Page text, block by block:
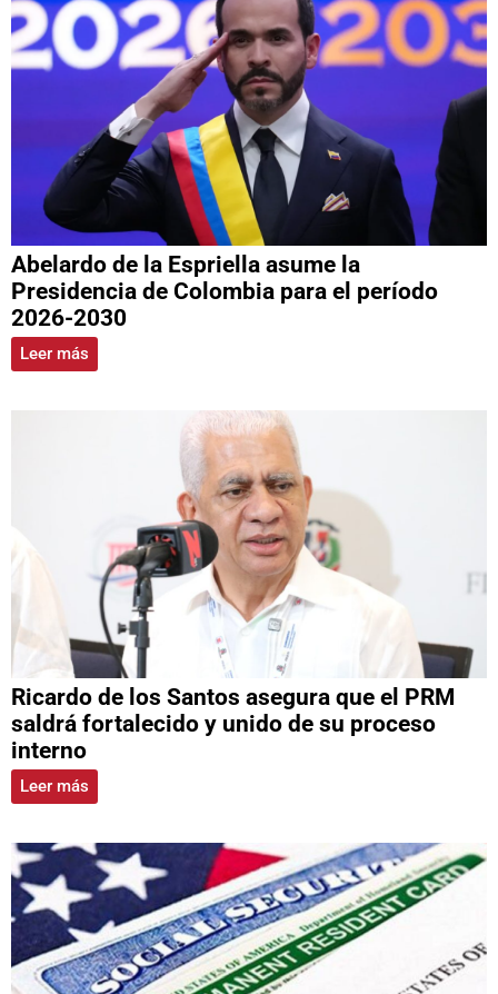
Abelardo de la Espriella asume la
Presidencia de Colombia para el período
2026-2030
Leer más
Ricardo de los Santos asegura que el PRM
saldrá fortalecido y unido de su proceso
interno
Leer más